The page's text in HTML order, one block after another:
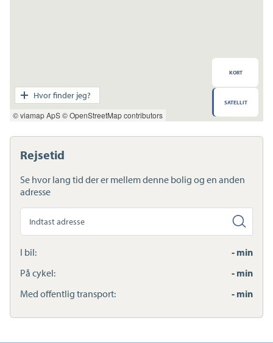
Rejsetid
Se hvor lang tid der er mellem denne bolig og en anden
adresse
anden
adresse
I bil:
- min
På cykel:
- min
Med offentlig transport:
- min
© viamap ApS© OpenStreetMap contributors
KORT
SATELLIT
Hvor finder jeg?
Transport
Indkøb
Daginstitution
Skole
Sundhed
Ladestandere
Lynladere